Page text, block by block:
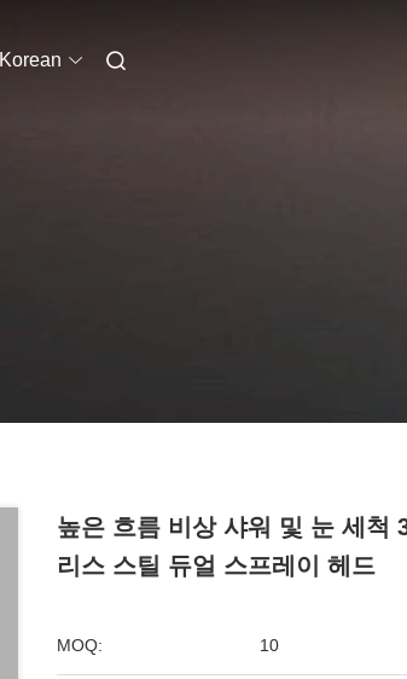
Korean
높은 흐름 비상 샤워 및 눈 세척
리스 스틸 듀얼 스프레이 헤드
MOQ: 10